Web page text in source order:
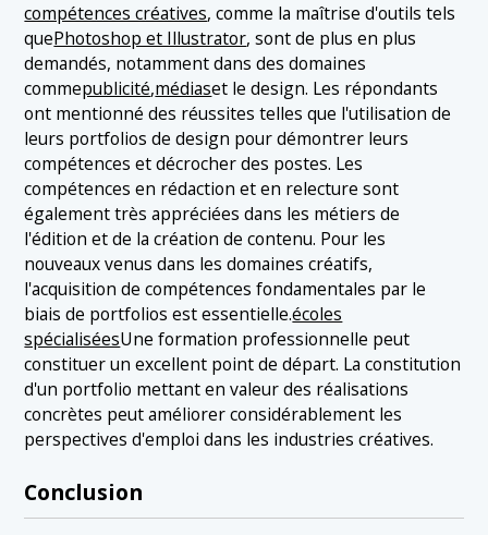
compétences créatives, comme la maîtrise d'outils tels
quePhotoshop et Illustrator, sont de plus en plus
demandés, notamment dans des domaines
commepublicité,médiaset le design. Les répondants
ont mentionné des réussites telles que l'utilisation de
leurs portfolios de design pour démontrer leurs
compétences et décrocher des postes. Les
compétences en rédaction et en relecture sont
également très appréciées dans les métiers de
l'édition et de la création de contenu. Pour les
nouveaux venus dans les domaines créatifs,
l'acquisition de compétences fondamentales par le
biais de portfolios est essentielle.écoles
spécialiséesUne formation professionnelle peut
constituer un excellent point de départ. La constitution
d'un portfolio mettant en valeur des réalisations
concrètes peut améliorer considérablement les
perspectives d'emploi dans les industries créatives.
Conclusion